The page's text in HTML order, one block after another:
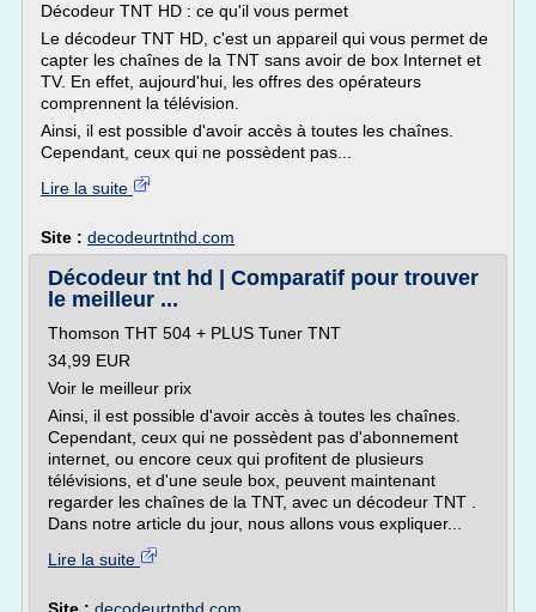
Décodeur TNT HD : ce qu'il vous permet
Le décodeur TNT HD, c'est un appareil qui vous permet de
capter les chaînes de la TNT sans avoir de box Internet et
TV. En effet, aujourd'hui, les offres des opérateurs
comprennent la télévision.
Ainsi, il est possible d'avoir accès à toutes les chaînes.
Cependant, ceux qui ne possèdent pas...
Lire la suite
Site : decodeurtnthd.com
Décodeur tnt hd | Comparatif pour trouver
le meilleur ...
Thomson THT 504 + PLUS Tuner TNT
34,99 EUR
Voir le meilleur prix
Ainsi, il est possible d'avoir accès à toutes les chaînes.
Cependant, ceux qui ne possèdent pas d'abonnement
internet, ou encore ceux qui profitent de plusieurs
télévisions, et d'une seule box, peuvent maintenant
regarder les chaînes de la TNT, avec un décodeur TNT .
Dans notre article du jour, nous allons vous expliquer...
Lire la suite